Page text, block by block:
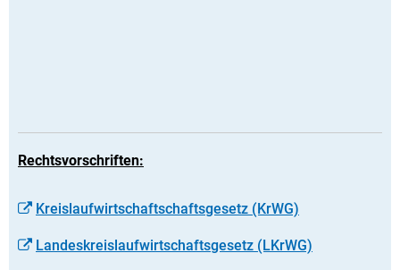
Rechtsvorschriften:
Kreislaufwirtschaftschaftsgesetz (KrWG)
Landeskreislaufwirtschaftsgesetz (LKrWG)